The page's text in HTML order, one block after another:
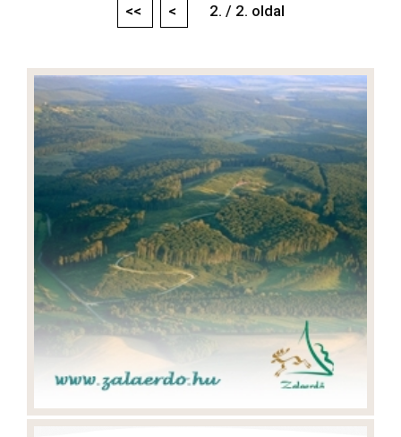
<< < 2. / 2. oldal